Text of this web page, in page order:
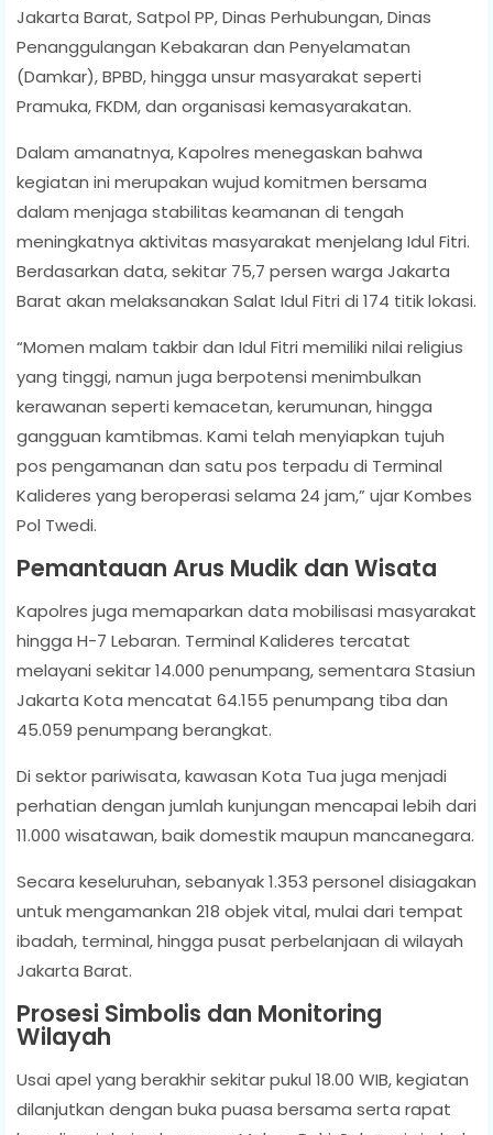
Jakarta Barat, Satpol PP, Dinas Perhubungan, Dinas
Penanggulangan Kebakaran dan Penyelamatan
(Damkar), BPBD, hingga unsur masyarakat seperti
Pramuka, FKDM, dan organisasi kemasyarakatan.
Dalam amanatnya, Kapolres menegaskan bahwa
kegiatan ini merupakan wujud komitmen bersama
dalam menjaga stabilitas keamanan di tengah
meningkatnya aktivitas masyarakat menjelang Idul Fitri.
Berdasarkan data, sekitar 75,7 persen warga Jakarta
Barat akan melaksanakan Salat Idul Fitri di 174 titik lokasi.
“Momen malam takbir dan Idul Fitri memiliki nilai religius
yang tinggi, namun juga berpotensi menimbulkan
kerawanan seperti kemacetan, kerumunan, hingga
gangguan kamtibmas. Kami telah menyiapkan tujuh
pos pengamanan dan satu pos terpadu di Terminal
Kalideres yang beroperasi selama 24 jam,” ujar Kombes
Pol Twedi.
Pemantauan Arus Mudik dan Wisata
Kapolres juga memaparkan data mobilisasi masyarakat
hingga H-7 Lebaran. Terminal Kalideres tercatat
melayani sekitar 14.000 penumpang, sementara Stasiun
Jakarta Kota mencatat 64.155 penumpang tiba dan
45.059 penumpang berangkat.
Di sektor pariwisata, kawasan Kota Tua juga menjadi
perhatian dengan jumlah kunjungan mencapai lebih dari
11.000 wisatawan, baik domestik maupun mancanegara.
Secara keseluruhan, sebanyak 1.353 personel disiagakan
untuk mengamankan 218 objek vital, mulai dari tempat
ibadah, terminal, hingga pusat perbelanjaan di wilayah
Jakarta Barat.
Prosesi Simbolis dan Monitoring
Wilayah
Usai apel yang berakhir sekitar pukul 18.00 WIB, kegiatan
dilanjutkan dengan buka puasa bersama serta rapat